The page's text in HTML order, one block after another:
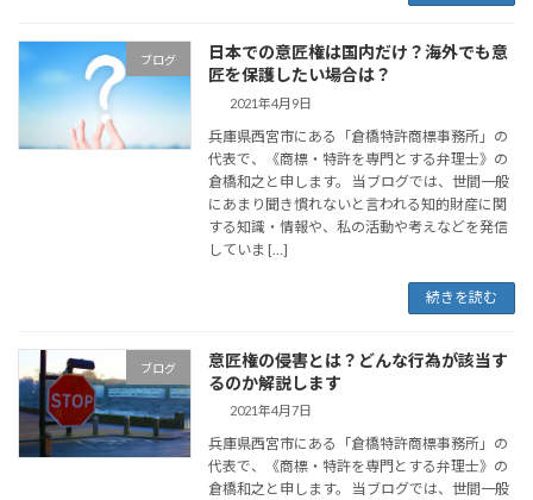
ブログ
日本での意匠権は国内だけ？海外でも意
匠を保護したい場合は？
2021年4月9日
兵庫県西宮市にある「倉橋特許商標事務所」の
代表で、《商標・特許を専門とする弁理士》の
倉橋和之と申します。 当ブログでは、世間一般
にあまり聞き慣れないと言われる知的財産に関
する知識・情報や、私の活動や考えなどを発信
していま […]
続きを読む
ブログ
意匠権の侵害とは？どんな行為が該当す
るのか解説します
2021年4月7日
兵庫県西宮市にある「倉橋特許商標事務所」の
代表で、《商標・特許を専門とする弁理士》の
倉橋和之と申します。 当ブログでは、世間一般